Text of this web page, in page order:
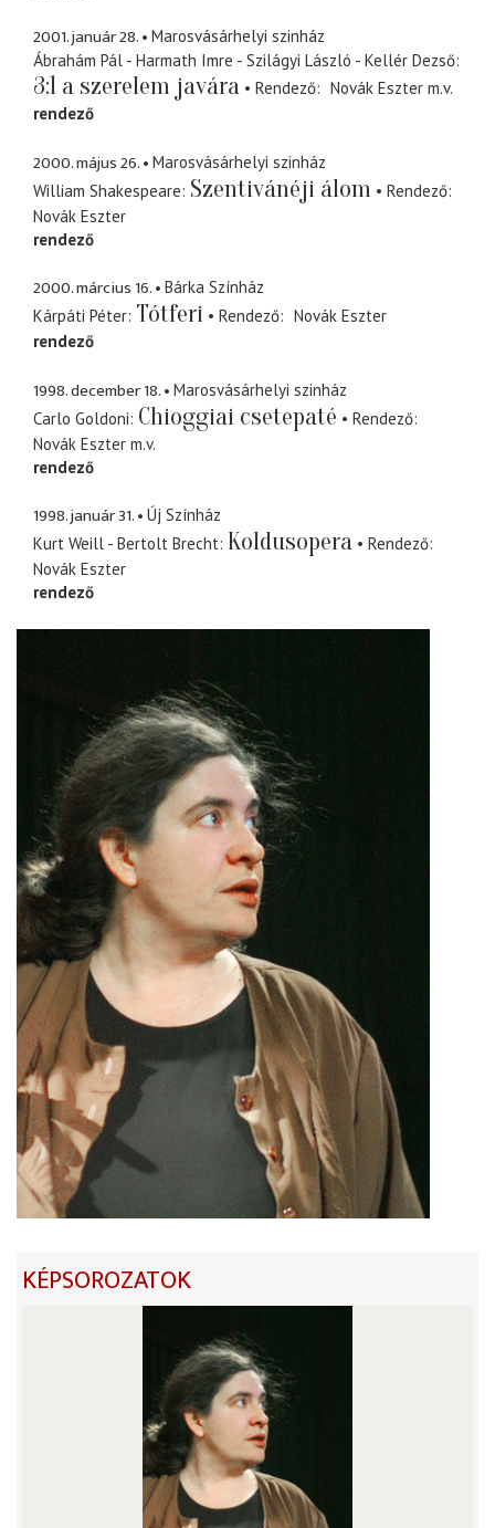
2001. január 28.
Marosvásárhelyi szinház
Ábrahám Pál - Harmath Imre - Szilágyi László - Kellér Dezső
3:1 a szerelem javára Rendező Novák Eszter m.v.
rendező
2000. május 26.
Marosvásárhelyi szinház
William Shakespeare Szentivánéji álom
Rendező
Novák Eszter
rendező
2000. március 16.
Bárka Színház
Kárpáti Péter Tótferi Rendező
Novák Eszter
rendező
1998. december 18.
Marosvásárhelyi szinház
Carlo Goldoni Chioggiai csetepaté
Rendező
Novák Eszter m.v.
rendező
1998. január 31.
Új Színház
Kurt Weill - Bertolt Brecht Koldusopera
Rendező
Novák Eszter
rendező
KÉPSOROZATOK